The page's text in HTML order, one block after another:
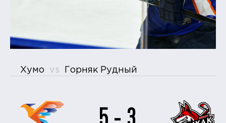
Хумо vs Горняк Рудный